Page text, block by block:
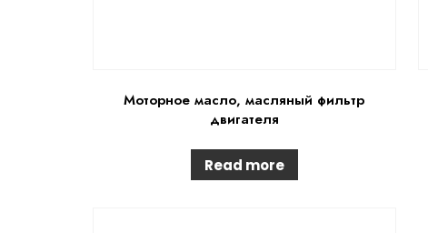
Моторное масло, масляный фильтр
двигателя
Read more